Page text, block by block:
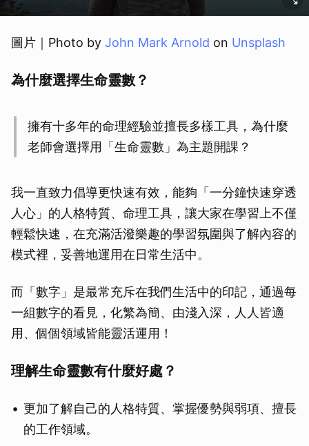
圖片｜Photo by John Mark Arnold on Unsplash
為什麼選擇生命靈數？
擁有十多年的命理經驗並擅長多樣工具，為什麼
老師會選擇用「生命靈數」為主題開課？
我一直致力倡導更快速有效，能夠「一分鐘快速穿透
人心」的人格特質、命理工具，讓大家在學習上不僅
輕鬆快速，在充滿活潑樂趣的學習氛圍與了解內容的
模式裡，妥善地運用在日常生活中。
而「數字」是最常充斥在我們生活中的印記，通過每
一組數字的看見，化繁為簡、由淺入深，人人皆適
用、個個領域皆能靈活運用！
理解生命靈數有什麼好處？
更加了解自己的人格特質、掌握優勢與弱項、擅長
的工作領域。